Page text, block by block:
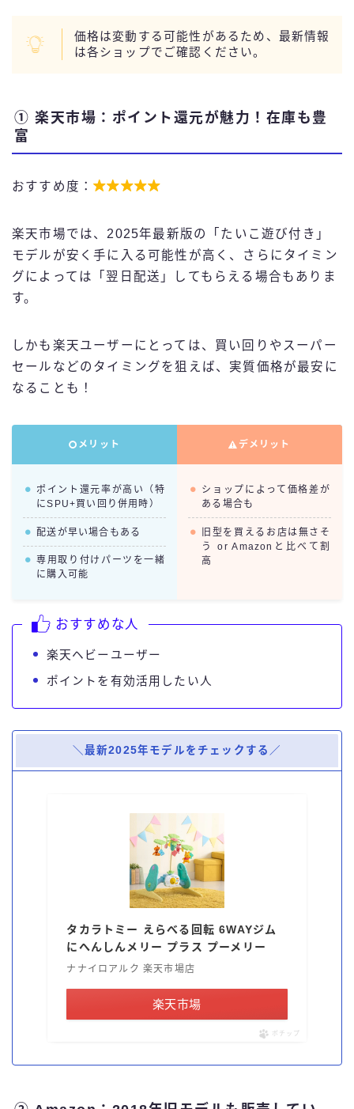
価格は変動する可能性があるため、最新情報
は各ショップでご確認ください。
① 楽天市場：ポイント還元が魅力！在庫も豊
富
おすすめ度：
楽天市場では、2025年最新版の「たいこ遊び付き」
モデルが安く手に入る可能性が高く、さらにタイミン
グによっては「翌日配送」してもらえる場合もありま
す。
しかも楽天ユーザーにとっては、買い回りやスーパー
セールなどのタイミングを狙えば、実質価格が最安に
なることも！
メリット デメリット
ポイント還元率が高い（特
にSPU+買い回り併用時）
配送が早い場合もある
専用取り付けパーツを一緒
に購入可能
ショップによって価格差が
ある場合も
旧型を買えるお店は無さそ
う or Amazonと比べて割
高
おすすめな人
楽天ヘビーユーザー
ポイントを有効活用したい人
＼最新2025年モデルをチェックする／
タカラトミー えらべる回転 6WAYジム
にへんしんメリー プラス プーメリー
ナナイロアルク 楽天市場店
楽天市場
ポチップ